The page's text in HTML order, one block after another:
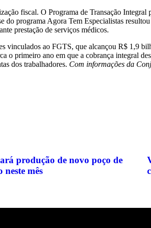
fiscal. O Programa de Transação
programa Agora Tem Especialistas
prestação de serviços médicos.
vinculados ao FGTS, que alcançou R$ 1,9
o primeiro ano em que a cobrança integral
dos trabalhadores. Com informações da
produção de novo poço de
neste mês